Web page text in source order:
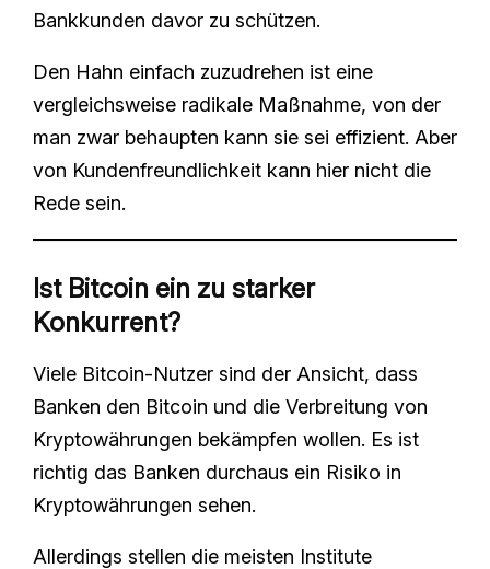
Bankkunden davor zu schützen.
Den Hahn einfach zuzudrehen ist eine
vergleichsweise radikale Maßnahme, von der
man zwar behaupten kann sie sei effizient. Aber
von Kundenfreundlichkeit kann hier nicht die
Rede sein.
Ist Bitcoin ein zu starker
Konkurrent?
Viele Bitcoin-Nutzer sind der Ansicht, dass
Banken den Bitcoin und die Verbreitung von
Kryptowährungen bekämpfen wollen. Es ist
richtig das Banken durchaus ein Risiko in
Kryptowährungen sehen.
Allerdings stellen die meisten Institute